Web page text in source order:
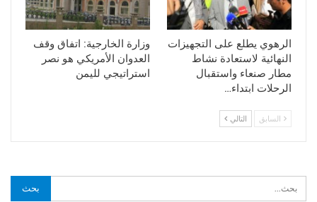
الرهوي يطلع على التجهيزات
النهائية لاستعادة نشاط
مطار صنعاء واستقبال
الرحلات ابتداء…
وزارة الخارجية: اتفاق وقف
العدوان الأمريكي هو نصر
استراتيجي لليمن
السابق التالي